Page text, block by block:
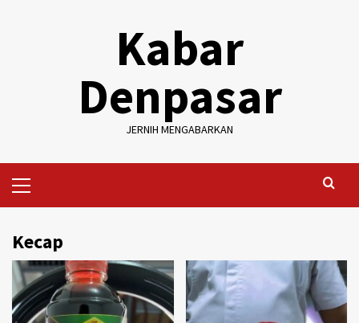
Kabar
Denpasar
JERNIH MENGABARKAN
Menu
Kecap